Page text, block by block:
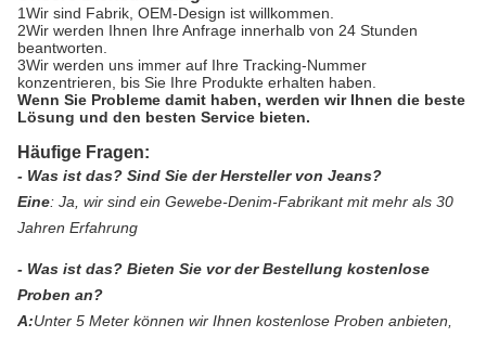
1Wir sind Fabrik, OEM-Design ist willkommen.
2Wir werden Ihnen Ihre Anfrage innerhalb von 24 Stunden
beantworten.
3Wir werden uns immer auf Ihre Tracking-Nummer
konzentrieren, bis Sie Ihre Produkte erhalten haben.
Wenn Sie Probleme damit haben, werden wir Ihnen die beste
Lösung und den besten Service bieten.
Häufige Fragen:
- Was ist das? Sind Sie der Hersteller von Jeans?
Eine: Ja, wir sind ein Gewebe-Denim-Fabrikant mit mehr als 30
Jahren Erfahrung
- Was ist das? Bieten Sie vor der Bestellung kostenlose
Proben an?
A:Unter 5 Meter können wir Ihnen kostenlose Proben anbieten,